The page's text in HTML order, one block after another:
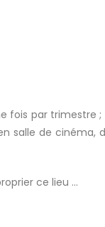
fois par trimestre
salle de
ce lieu …